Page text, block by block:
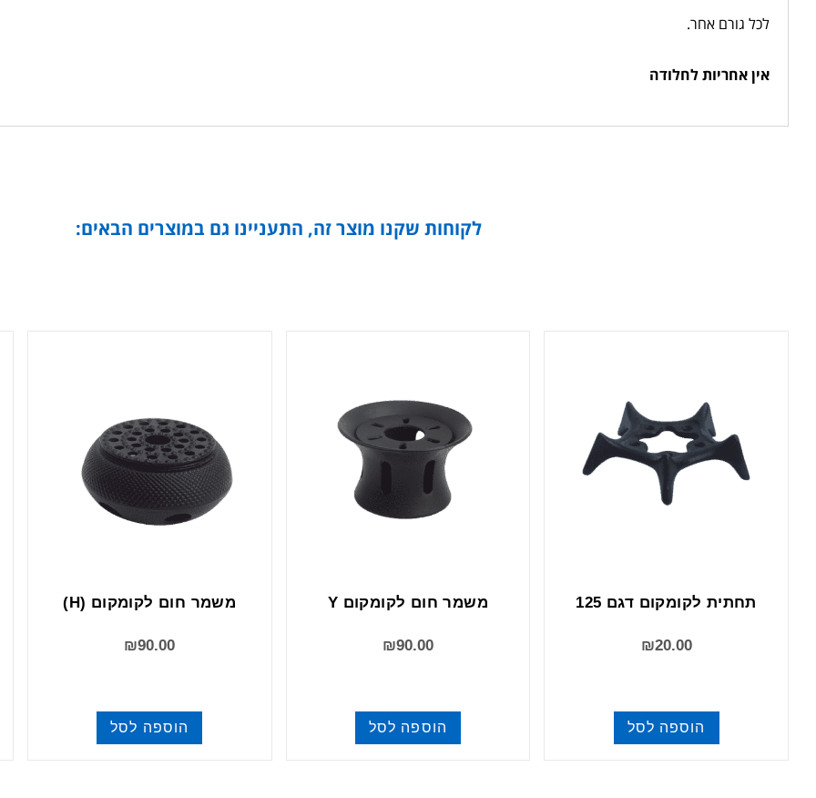
לכל גורם אחר.
אין אחריות לחלודה
לקוחות שקנו מוצר זה, התעניינו גם במוצרים הבאים:
תחתית לקומקום דגם 125
₪20.00
הוספה לסל
משמר חום לקומקום Y
₪90.00
הוספה לסל
משמר חום לקומקום (H)
₪90.00
הוספה לסל